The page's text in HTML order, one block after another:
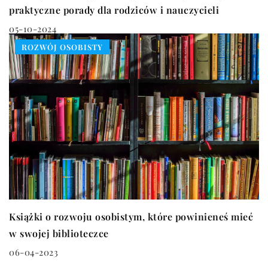
praktyczne porady dla rodziców i nauczycieli
05-10-2024
ROZWÓJ OSOBISTY
Książki o rozwoju osobistym, które powinieneś mieć
w swojej biblioteczce
06-04-2023